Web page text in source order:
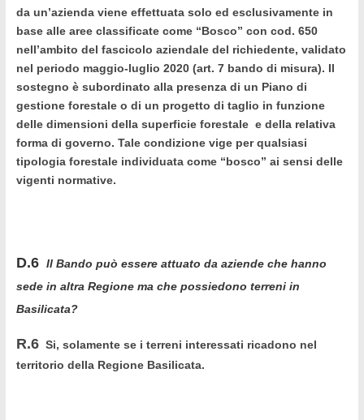
da un’azienda viene effettuata solo ed esclusivamente in
base alle aree classificate come “Bosco” con cod. 650
nell’ambito del fascicolo aziendale del richiedente, validato
nel periodo maggio-luglio 2020 (art. 7 bando di misura). Il
sostegno è subordinato alla presenza di un Piano di
gestione forestale o di un progetto di taglio in funzione
delle dimensioni della superficie forestale e della relativa
forma di governo. Tale condizione vige per qualsiasi
tipologia forestale individuata come “bosco” ai sensi delle
vigenti normative.
D.6 Il Bando può essere attuato da aziende che hanno
sede in altra Regione ma che possiedono terreni in
Basilicata?
R.6 Si, solamente se i terreni interessati ricadono nel
territorio della Regione Basilicata.